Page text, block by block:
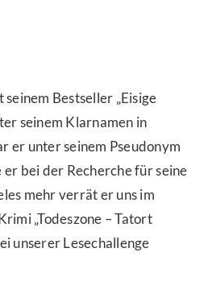
Bestseller „Eisige
seinem Klarnamen in
er unter seinem Pseudonym
bei der Recherche für seine
mehr verrät er uns im
„Todeszone – Tatort
unserer Lesechallenge